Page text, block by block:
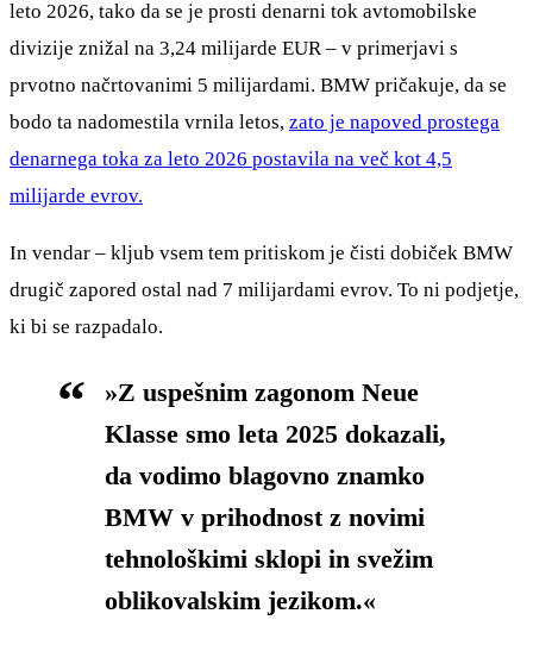
leto 2026, tako da se je prosti denarni tok avtomobilske
divizije znižal na 3,24 milijarde EUR – v primerjavi s
prvotno načrtovanimi 5 milijardami. BMW pričakuje, da se
bodo ta nadomestila vrnila letos, zato je napoved prostega
denarnega toka za leto 2026 postavila na več kot 4,5
milijarde evrov.
In vendar – kljub vsem tem pritiskom je čisti dobiček BMW
drugič zapored ostal nad 7 milijardami evrov. To ni podjetje,
ki bi se razpadalo.
»Z uspešnim zagonom Neue
Klasse smo leta 2025 dokazali,
da vodimo blagovno znamko
BMW v prihodnost z novimi
tehnološkimi sklopi in svežim
oblikovalskim jezikom.«